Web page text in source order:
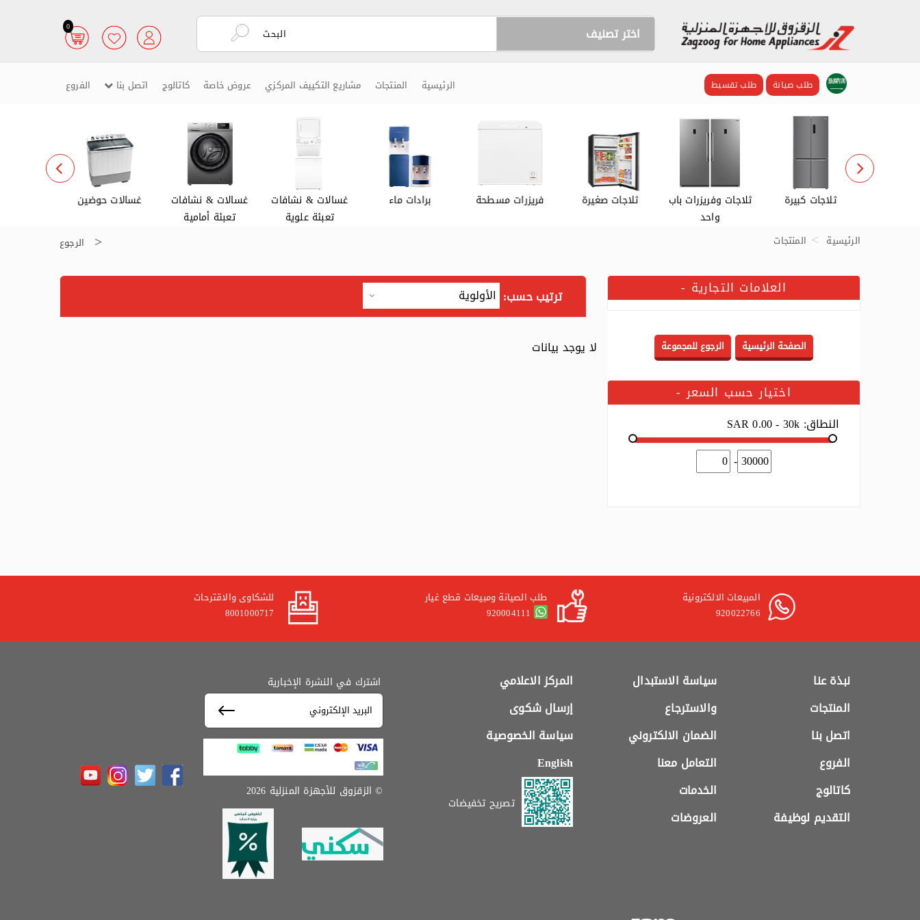
اختر تصنيف 0
طلب صيانة طلب تقسيط الرئيسية المنتجات مشاريع التكييف المركزي عروض خاصة كاتالوج اتصل بنا الفروع
ثلاجات كبيرة
ثلاجات وفريزرات باب
واحد
ثلاجات صغيرة فريزرات مسطحة برادات ماء
غسالات & نشافات
تعبئة علوية
غسالات & نشافات
تعبئة أمامية
غسالات حوضين
الرئيسية المنتجات الرجوع
العلامات التجارية -
اختيار حسب السعر -
النطاق: SAR 0.00 - 30k
-
ترتيب حسب:
لا يوجد بيانات
المبيعات الالكترونية
920022766
طلب الصيانة ومبيعات قطع غيار
920004111
للشكاوى والاقترحات
8001000717
نبذة عنا
المنتجات
اتصل بنا
الفروع
كاتالوج
التقديم لوظيفة
سياسة الاستبدال
والاسترجاع
الضمان الالكتروني
التعامل معنا
الخدمات
العروضات
المركز الاعلامي
إرسال شكوى
سياسة الخصوصية
English
تصريح تخفيضات
اشترك في النشرة الإخبارية
© الزقزوق للأجهزة المنزلية 2026